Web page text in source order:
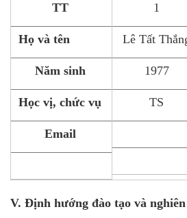
TT
Họ và tên
Năm sinh
Học vị, chức vụ
Email
1
Lê Tất
1977
TS
V. Định hướng đào tạo và